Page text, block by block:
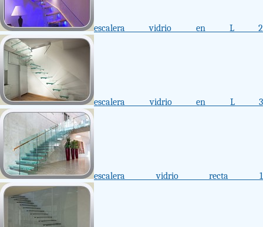
escalera vidrio en L 2
escalera vidrio en L 3
escalera vidrio recta 1